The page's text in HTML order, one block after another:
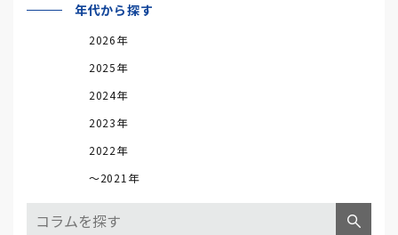
年代から探す
2026年
2025年
2024年
2023年
2022年
～2021年